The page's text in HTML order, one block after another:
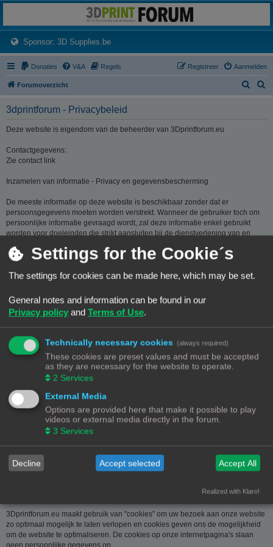
Het 3D print forum van de Benelux na de sluiting van 3dprintforum.nl
Sponsor: 3D Supplies.be(Opens a new tab)
Donaties V&A Regels Aanmelden
Registreer
Forumoverzicht
3dprintforum - Privacybeleid
Deze website is eigendom van de beheerder van 3Dprintforum.eu
Contactgegevens:
Zie contact link
Inzamelen van informatie - Privacy en gegevensbescherming
De meeste informatie op deze website is beschikbaar zonder dat er
persoonsgegevens moeten worden verstrekt. Wanneer de gebruiker toch om
persoonlijke informatie gevraagd wordt, zal deze informatie enkel gebruikt
worden voor doeleinden die strikt aansluiten bij de dienstverlening van en
registreren van een account dan wel op basis van haar gerechtvaardigd
belang om diensten te verlenen en u hiervoor te contacteren. De informatie
over u wordt u op verzoek meegedeeld. U kan deze, indien nodig, laten
contact link. Bent u het niet eens met de manier waarop 3DPrintforum.eu uw
gegevens verwerkt, kan u klacht indienen bij de
Gegevensbeschermingsautoriteit
(www.privacycommission.be
- Drukpersstraat 35 te 1000 Brussel). Meer
informatie over de manier waarop 3DPrintforum.eu omgaat met uw gegevens
vindt u in het algemeen beleid inzake gegevensbescherming. Door de
toegang tot en het gebruik van de website verklaart u zich uitdrukkelijk akkoord
met de volgende algemene voorwaarden:
Aansprakelijkheid
De op deze website beschikbaar gestelde informatie is met de grootste zorg
samengesteld. Uiteraard is deze informatie richtinggevend en door de
beknoptheid niet altijd volledig. Voor verdere en concrete uitleg kan u met
welke vorm dan ook die voortvloeit uit het gebruik van de aangeboden
informatie.
3Dprintforum.eu maakt gebruik van "cookies" om uw bezoek aan onze website
zo optimaal mogelijk te laten verlopen en cookies geven ons de mogelijkheid
om de website te optimaliseren. De cookies op onze internetpagina's slaan
geen persoonlijke gegevens op.
Settings for the Cookie´s
The settings for cookies can be made here, which may be set.
General notes and information can be found in our
Privacy policy and Terms of Use.
Technically necessary cookies (always required)
These cookies are preset values and must be accepted
as they are necessary for the website to operate.
2 Services
External Media
Options are provided here that make it possible to play
videos or external media directly in the forum.
3 Services
Decline Accept selected Accept All
Realized with Klaro!